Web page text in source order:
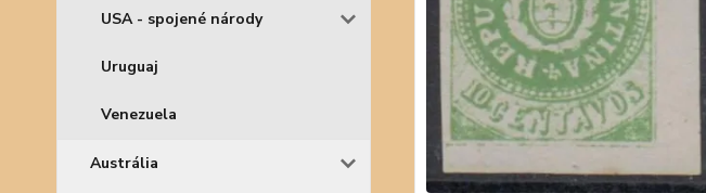
USA - spojené národy
Uruguaj
Venezuela
Austrália